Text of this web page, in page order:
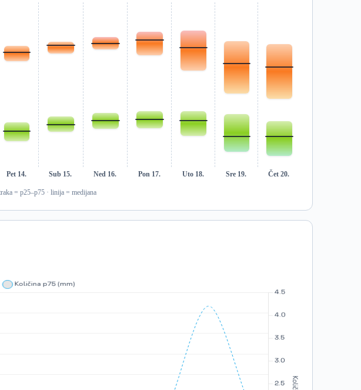
Pet 14. Sub 15. Ned 16. Pon 17. Uto 18. Sre 19. Čet 20.
= p25–p75 · linija = medijana